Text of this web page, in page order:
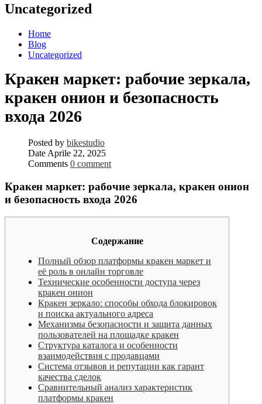
Uncategorized
Home
Blog
Uncategorized
Кракен маркет: рабочие зеркала,
кракен онион и безопасность
входа 2026
Posted by bikestudio
Date Aprile 22, 2025
Comments 0 comment
Кракен маркет: рабочие зеркала, кракен онион
и безопасность входа 2026
Содержание
Полный обзор платформы кракен маркет и
её роль в онлайн торговле
Технические особенности доступа через
кракен онион
Кракен зеркало: способы обхода блокировок
и поиска актуального адреса
Механизмы безопасности и защита данных
пользователей на площадке кракен
Структура каталога и особенности
взаимодействия с продавцами
Система отзывов и репутации как гарант
качества сделок
Сравнительный анализ характеристик
платформы кракен